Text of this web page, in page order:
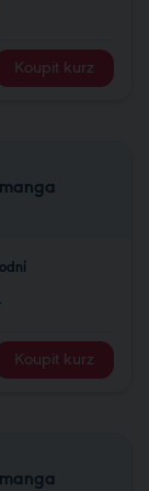
Koupit kurz
Koupit kurz